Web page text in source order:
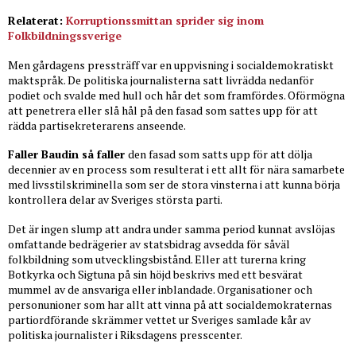
Relaterat: Korruptionssmittan sprider sig inom
Folkbildningssverige
Men gårdagens pressträff var en uppvisning i socialdemokratiskt
maktspråk. De politiska journalisterna satt livrädda nedanför
podiet och svalde med hull och hår det som framfördes. Oförmögna
att penetrera eller slå hål på den fasad som sattes upp för att
rädda partisekreterarens anseende.
Faller Baudin så faller den fasad som satts upp för att dölja
decennier av en process som resulterat i ett allt för nära samarbete
med livsstilskriminella som ser de stora vinsterna i att kunna börja
kontrollera delar av Sveriges största parti.
Det är ingen slump att andra under samma period kunnat avslöjas
omfattande bedrägerier av statsbidrag avsedda för såväl
folkbildning som utvecklingsbistånd. Eller att turerna kring
Botkyrka och Sigtuna på sin höjd beskrivs med ett besvärat
mummel av de ansvariga eller inblandade. Organisationer och
personunioner som har allt att vinna på att socialdemokraternas
partiordförande skrämmer vettet ur Sveriges samlade kår av
politiska journalister i Riksdagens presscenter.